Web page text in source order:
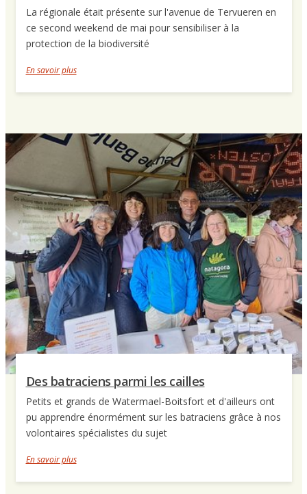
La régionale était présente sur l'avenue de Tervueren en
ce second weekend de mai pour sensibiliser à la
protection de la biodiversité
En savoir plus
Des batraciens parmi les cailles
Petits et grands de Watermael-Boitsfort et d'ailleurs ont
pu apprendre énormément sur les batraciens grâce à nos
volontaires spécialistes du sujet
En savoir plus